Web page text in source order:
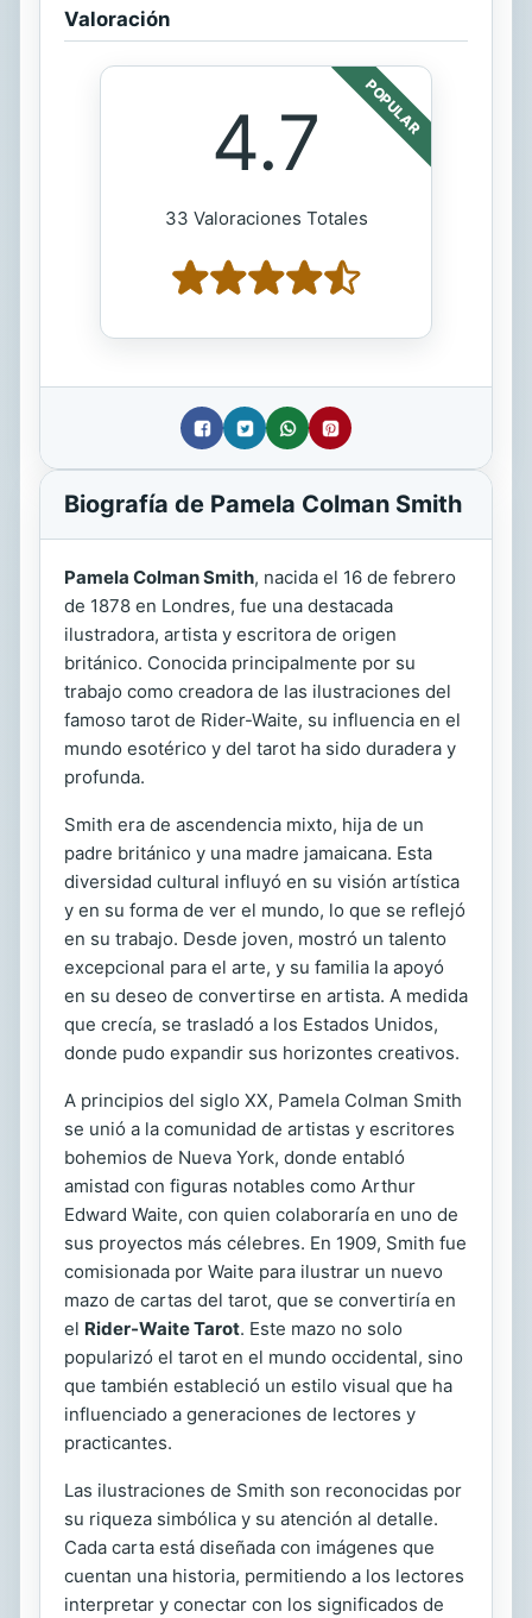
Valoración
POPULAR
4.7
33 Valoraciones Totales
Biografía de Pamela Colman Smith
Pamela Colman Smith, nacida el 16 de febrero
de 1878 en Londres, fue una destacada
ilustradora, artista y escritora de origen
británico. Conocida principalmente por su
trabajo como creadora de las ilustraciones del
famoso tarot de Rider-Waite, su influencia en el
mundo esotérico y del tarot ha sido duradera y
profunda.
Smith era de ascendencia mixto, hija de un
padre británico y una madre jamaicana. Esta
diversidad cultural influyó en su visión artística
y en su forma de ver el mundo, lo que se reflejó
en su trabajo. Desde joven, mostró un talento
excepcional para el arte, y su familia la apoyó
en su deseo de convertirse en artista. A medida
que crecía, se trasladó a los Estados Unidos,
donde pudo expandir sus horizontes creativos.
A principios del siglo XX, Pamela Colman Smith
se unió a la comunidad de artistas y escritores
bohemios de Nueva York, donde entabló
amistad con figuras notables como Arthur
Edward Waite, con quien colaboraría en uno de
sus proyectos más célebres. En 1909, Smith fue
comisionada por Waite para ilustrar un nuevo
mazo de cartas del tarot, que se convertiría en
el Rider-Waite Tarot. Este mazo no solo
popularizó el tarot en el mundo occidental, sino
que también estableció un estilo visual que ha
influenciado a generaciones de lectores y
practicantes.
Las ilustraciones de Smith son reconocidas por
su riqueza simbólica y su atención al detalle.
Cada carta está diseñada con imágenes que
cuentan una historia, permitiendo a los lectores
interpretar y conectar con los significados de